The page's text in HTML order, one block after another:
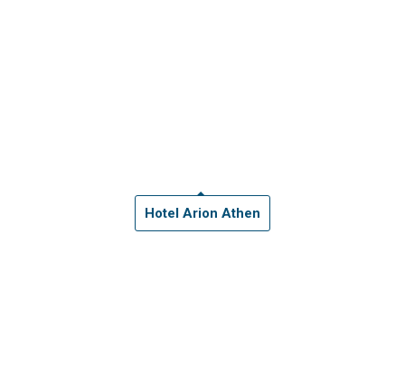
Hotel Arion Athen